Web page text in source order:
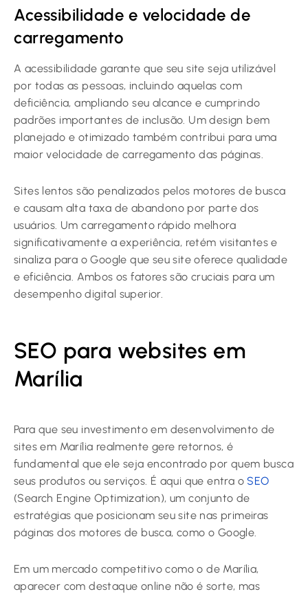
Acessibilidade e velocidade de
carregamento
A acessibilidade garante que seu site seja utilizável
por todas as pessoas, incluindo aquelas com
deficiência, ampliando seu alcance e cumprindo
padrões importantes de inclusão. Um design bem
planejado e otimizado também contribui para uma
maior velocidade de carregamento das páginas.
Sites lentos são penalizados pelos motores de busca
e causam alta taxa de abandono por parte dos
usuários. Um carregamento rápido melhora
significativamente a experiência, retém visitantes e
sinaliza para o Google que seu site oferece qualidade
e eficiência. Ambos os fatores são cruciais para um
desempenho digital superior.
SEO para websites em
Marília
Para que seu investimento em desenvolvimento de
sites em Marília realmente gere retornos, é
fundamental que ele seja encontrado por quem busca
seus produtos ou serviços. É aqui que entra o SEO
(Search Engine Optimization), um conjunto de
estratégias que posicionam seu site nas primeiras
páginas dos motores de busca, como o Google.
Em um mercado competitivo como o de Marília,
aparecer com destaque online não é sorte, mas